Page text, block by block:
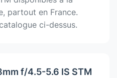
partout en France.
ci-dessus.
f/4.5-5.6 IS STM